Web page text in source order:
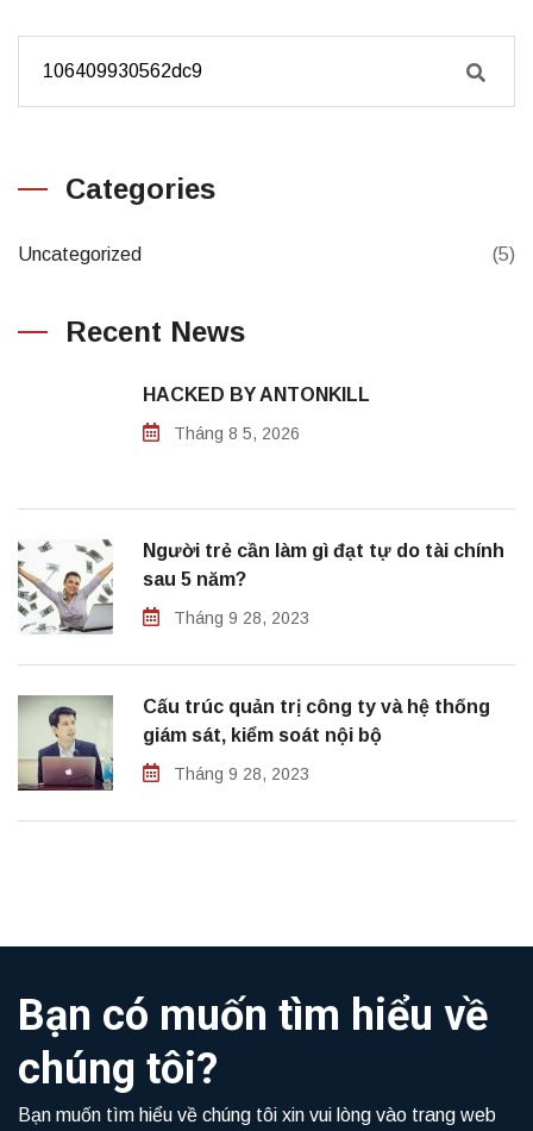
Categories
Uncategorized (5)
Recent News
HACKED BY ANTONKILL
Tháng 8 5, 2026
Người trẻ cần làm gì đạt tự do tài chính
sau 5 năm?
Tháng 9 28, 2023
Cấu trúc quản trị công ty và hệ thống
giám sát, kiểm soát nội bộ
Tháng 9 28, 2023
Bạn có muốn tìm hiểu về
chúng tôi?
Bạn muốn tìm hiểu về chúng tôi xin vui lòng vào trang web